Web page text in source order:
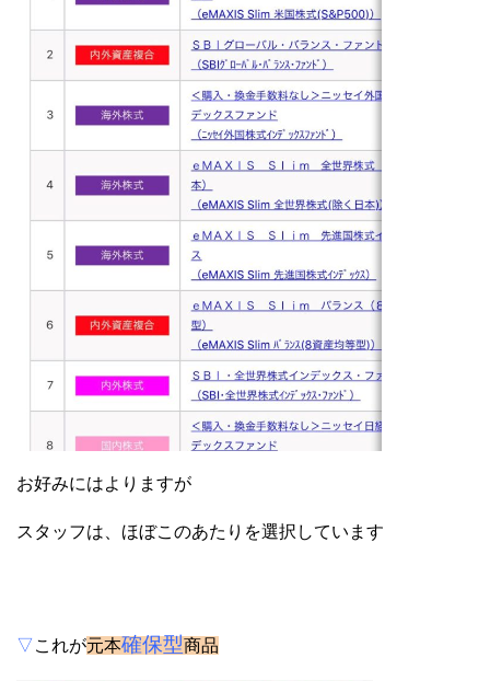
お好みにはよりますが
スタッフは、ほぼこのあたりを選択しています
▽これが元本確保型商品